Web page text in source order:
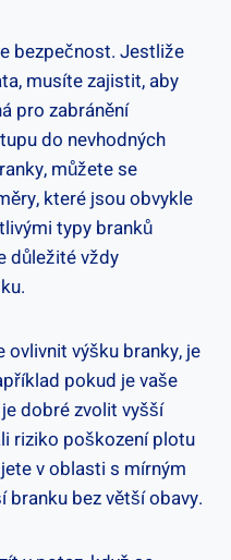
bezpečnost. Jestliže⁢
musíte zajistit, aby
pro‌ zabránění
do nevhodných
můžete se
které jsou obvykle
‌typy branků
důležité vždy
výšku branky, je
pokud je ​vaše
dobré zvolit vyšší
riziko poškození plotu
⁢v oblasti s ⁣mírným
bez větší⁤ obavy.